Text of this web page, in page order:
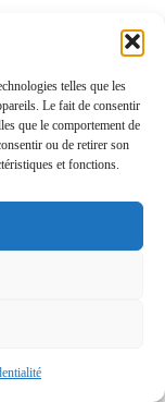
telles que les
Le fait de consentir
que le comportement de
ou de retirer son
et fonctions.
Customizr